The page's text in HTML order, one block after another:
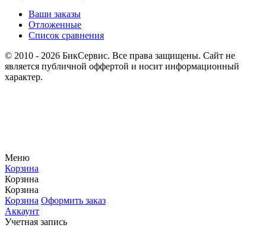
Ваши заказы
Отложенные
Список сравнения
© 2010 - 2026 БикСервис. Все права защищены. Сайт не
является публичной оффертой и носит информационный
характер.
Меню
Корзина
Корзина
Корзина
Корзина Оформить заказ
Аккаунт
Учетная запись